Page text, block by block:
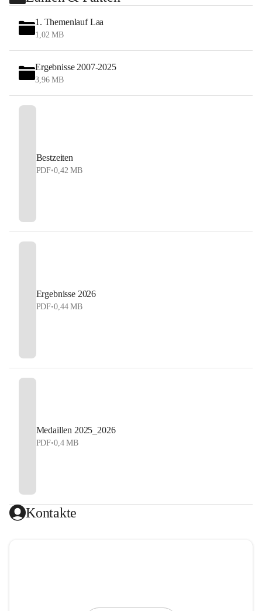
1. Themenlauf Laa
1,02 MB
Ergebnisse 2007-2025
3,96 MB
Bestzeiten
PDF•0,42 MB
Ergebnisse 2026
PDF•0,44 MB
Medaillen 2025_2026
PDF•0,4 MB
Kontakte